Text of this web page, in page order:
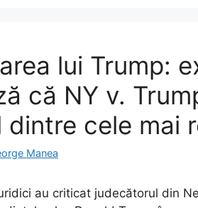
lui Trump:
că NY v.
dintre cele mai
Manea
au criticat judecătorul din